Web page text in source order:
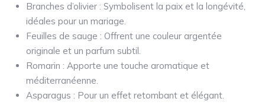
Branches d’olivier : Symbolisent la paix et la longévité,
idéales pour un mariage.
Feuilles de sauge : Offrent une couleur argentée
originale et un parfum subtil.
Romarin : Apporte une touche aromatique et
méditerranéenne.
Asparagus : Pour un effet retombant et élégant.